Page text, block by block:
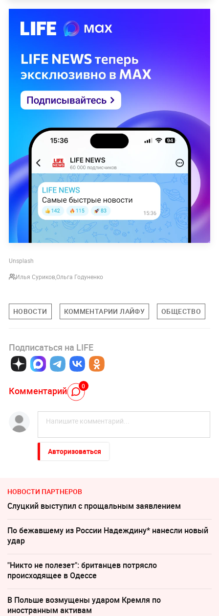
Unsplash
Илья Суриков,Ольга Годуненко
НОВОСТИ КОММЕНТАРИИ ЛАЙФУ ОБЩЕСТВО
Подписаться на LIFE
Комментарий 0
Авторизоваться
НОВОСТИ ПАРТНЕРОВ
Слуцкий выступил с прощальным заявлением
По бежавшему из России Надеждину* нанесли новый
удар
"Никто не полезет": британцев потрясло
происходящее в Одессе
В Польше возмущены ударом Кремля по
иностранным активам